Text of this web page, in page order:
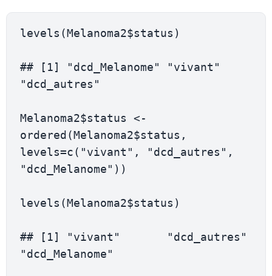
levels(Melanoma2$status)
## [1] "dcd_Melanome" "vivant"
"dcd_autres"
Melanoma2$status <-
ordered(Melanoma2$status,
levels=c("vivant", "dcd_autres",
"dcd_Melanome"))
levels(Melanoma2$status)
## [1] "vivant"       "dcd_autres"
"dcd_Melanome"